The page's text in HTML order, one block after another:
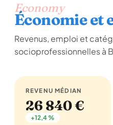
Economy
Économie et
Revenus, emploi et
socioprofessionnelles à
REVENU MÉDIAN
26 840 €
+12,4 %